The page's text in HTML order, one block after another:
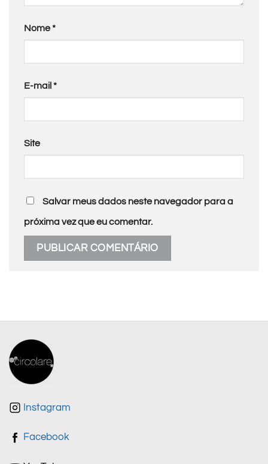
Nome*
E-mail *
Site
Salvar meus dados neste navegador para a
próxima vez que eu comentar.
Instagram
Facebook